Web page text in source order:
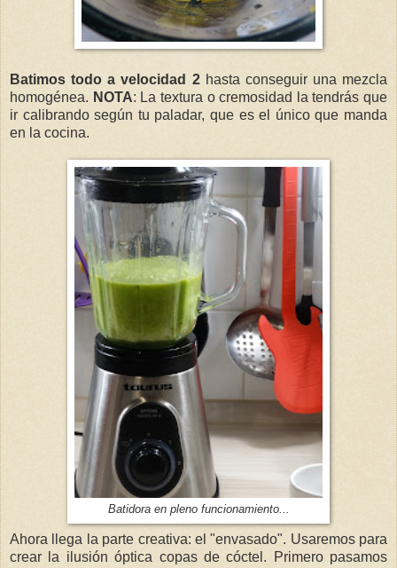
Batimos todo a velocidad 2hasta conseguir una mezcla
homogénea. NOTA: La textura o cremosidad la tendrás que
ir calibrando según tu paladar, que es el único que manda
en la cocina.
Batidora en pleno funcionamiento...
Ahora llega la parte creativa: el "envasado". Usaremos para
crear la ilusión óptica copas de cóctel. Primero pasamos